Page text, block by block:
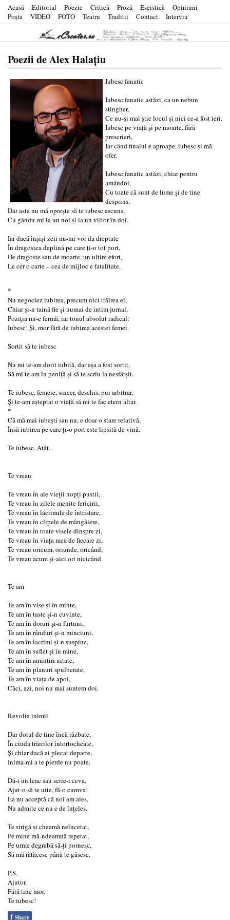
Acasă Editorial Poezie Critică Proză Eseistică
Opiniuni
Poşta
VIDEO FOTO Teatru Traditii Contact Interviu
Poezii de Alex Halațiu
Iubesc fanatic
Iubesc fanatic astăzi, ca un nebun
stingher,
Ce nu-și mai știe locul și nici ce-a fost ieri.
Iubesc pe viață și pe moarte, fără
prescrieri,
Iar când finalul e aproape, iubesc și mă
ofer.
Iubesc fanatic astăzi, chiar pentru
amândoi,
Cu toate că sunt de lume și de tine
desprins,
Dar asta nu mă oprește să te iubesc ascuns,
Cu gându-mi la un noi și la un viitor în doi.
Iar dacă înșiși zeii nu-mi vor da dreptate
În dragostea deplină pe care ți-o tot port,
De dragoste sau de moarte, un ultim efort,
Le cer o carte – cea de mijloc e fatalitate.
*
Nu negociez iubirea, precum nici trăirea ei,
Chiar și-n taină fie și numai de intim jurnal,
Poziția mi-e fermă, iar tonul absolut radical:
Iubesc! Și, mor fără de iubirea acestei femei.
Sortit să te iubesc
Nu mi te-am dorit iubită, dar așa a fost sortit,
Să mi te am în peniță și să te scriu la nesfârșit.
Te iubesc, femeie, sincer, deschis, pur arbitrar,
Și te-am așteptat o viață să mi te fac etern altar.
*
Că mă mai iubești sau nu, e doar o stare relativă,
Însă iubirea pe care ți-o port este lipsită de vină.
Te iubesc. Atât.
Te vreau
Te vreau în ale vieții nopți pustii,
Te vreau în zilele menite fericirii,
Te vreau în lacrimile de întristare,
Te vreau în clipele de mângâiere,
Te vreau în toate visele dinspre zi,
Te vreau în viața mea de fiecare zi,
Te vreau oricum, oriunde, oricând,
Te vreau acum și-aici ori nicicând.
Te am
Te am în vise și în minte,
Te am în taste și-n cuvinte,
Te am în doruri și-n furtuni,
Te am în rânduri și-n minciuni,
Te am în lacrimi și-n suspine,
Te am în suflet și în mine,
Te am în amintiri uitate,
Te am în planuri spulberate,
Te am în viața de apoi,
Căci, azi, noi nu mai suntem doi.
Revolta inimii
Dar dorul de tine încă răzbate,
În ciuda trăirilor întortocheate,
Și chiar dacă ai plecat departe,
Inima-mi a te pierde nu poate.
Dă-i un leac sau scrie-i ceva,
Ajut-o să te uite, fă-o cumva!
Ea nu acceptă că noi am ales,
Nu admite ce nu e de înțeles.
Te strigă și cheamă neîncetat,
Pe mine mă-ndeamnă repetat,
Pe urme degrabă să-ți pornesc,
Să mă rătăcesc până te găsesc.
P.S.
Ajutor.
Fără tine mor.
Te iubesc!
f Share